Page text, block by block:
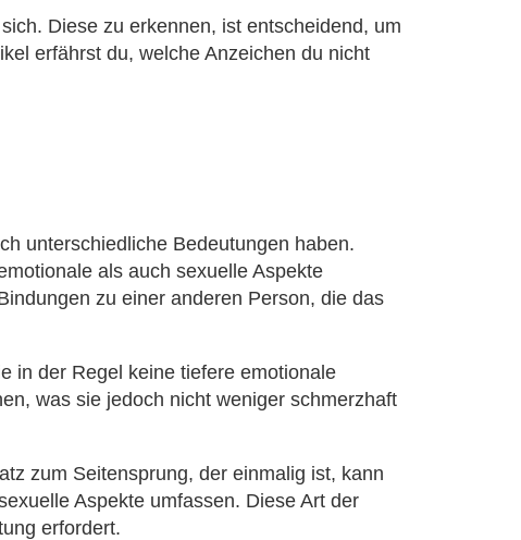
Diese zu erkennen, ist entscheidend, um
erfährst du, welche Anzeichen du nicht
unterschiedliche Bedeutungen haben.
als auch sexuelle Aspekte
zu einer anderen Person, die das
in der Regel keine tiefere emotionale
was sie jedoch nicht weniger schmerzhaft
zum Seitensprung, der einmalig ist, kann
Aspekte umfassen. Diese Art der
erfordert.